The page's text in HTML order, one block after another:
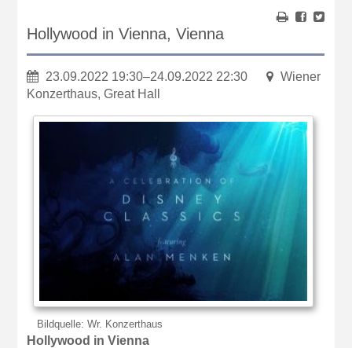
Hollywood in Vienna, Vienna
23.09.2022 19:30–24.09.2022 22:30
Wiener
Konzerthaus, Great Hall
Bildquelle: Wr. Konzerthaus
Hollywood in Vienna